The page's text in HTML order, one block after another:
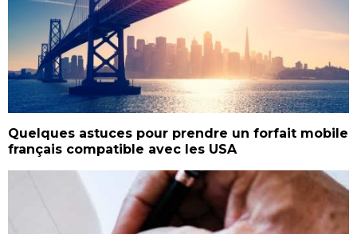
Quelques astuces pour prendre un forfait mobile
français compatible avec les USA